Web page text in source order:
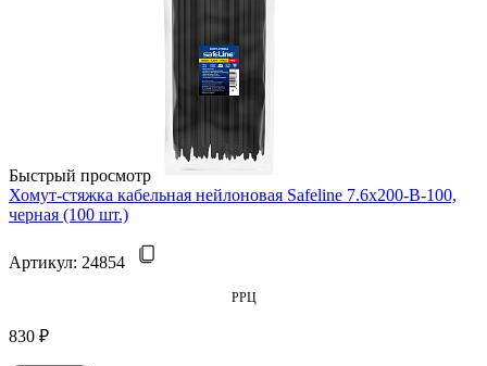
Быстрый просмотр
Хомут-стяжка кабельная нейлоновая Safeline 7.6x200-В-100,
черная (100 шт.)
Артикул: 24854
РРЦ
830 ₽